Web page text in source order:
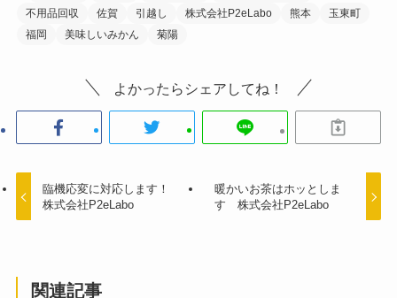
不用品回収
佐賀 引越し 株式会社P2eLabo 熊本
玉東町
福岡
美味しいみかん 菊陽
よかったらシェアしてね！
臨機応変に対応します！
株式会社P2eLabo
暖かいお茶はホッとしま
す 株式会社P2eLabo
関連記事